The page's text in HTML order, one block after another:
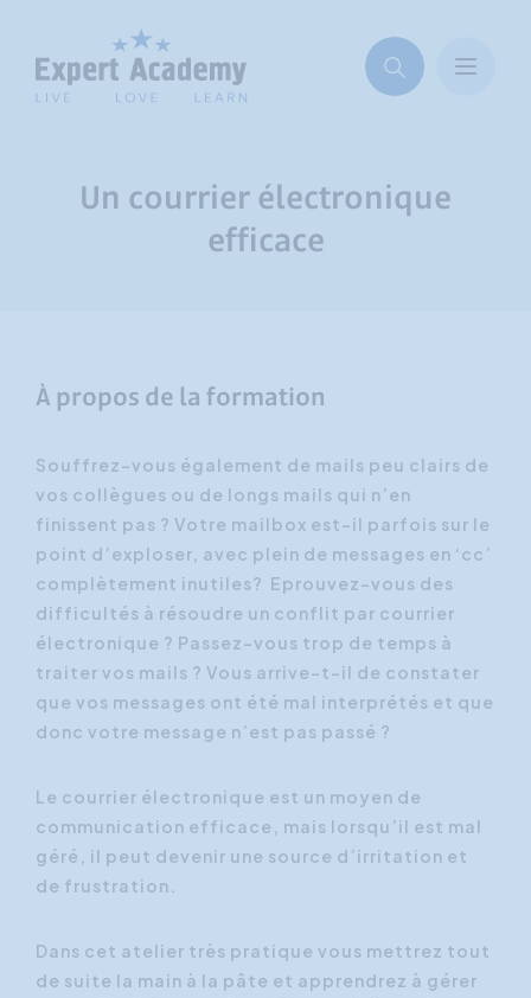
Un courrier électronique
efficace
À propos de la formation
Souffrez-vous également de mails peu clairs de
vos collègues ou de longs mails qui n’en
finissent pas ? Votre mailbox est-il parfois sur le
point d’exploser, avec plein de messages en ‘cc’
complètement inutiles? Eprouvez-vous des
difficultés à résoudre un conflit par courrier
électronique ? Passez-vous trop de temps à
traiter vos mails ? Vous arrive-t-il de constater
que vos messages ont été mal interprétés et que
donc votre message n’est pas passé ?
Le courrier électronique est un moyen de
communication efficace, mais lorsqu’il est mal
géré, il peut devenir une source d’irritation et
de frustration.
Dans cet atelier très pratique vous mettrez tout
de suite la main à la pâte et apprendrez à gérer